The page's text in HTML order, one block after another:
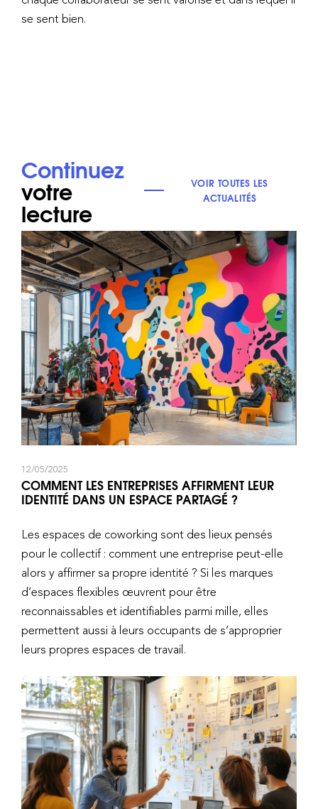
se sent bien.
Continuez
votre
lecture
VOIR TOUTES LES
ACTUALITÉS
12/05/2025
COMMENT LES ENTREPRISES AFFIRMENT LEUR
IDENTITÉ DANS UN ESPACE PARTAGÉ ?
Les espaces de coworking sont des lieux pensés
pour le collectif : comment une entreprise peut-elle
alors y affirmer sa propre identité ? Si les marques
d’espaces flexibles œuvrent pour être
reconnaissables et identifiables parmi mille, elles
permettent aussi à leurs occupants de s’approprier
leurs propres espaces de travail.